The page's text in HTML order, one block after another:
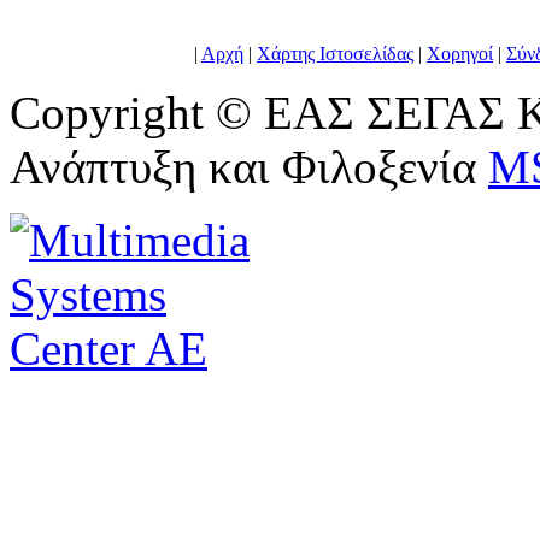
| Αρχή | Χάρτης Ιστοσελίδας | Χορηγοί |
Copyright © ΕΑΣ ΣΕΓΑΣ
Ανάπτυξη και Φιλοξενία